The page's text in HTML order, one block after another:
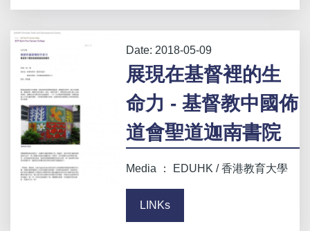
Date: 2018-05-09
展現在基督裡的生
命力 - 基督教中國佈
道會聖道迦南書院
Media ： EDUHK / 香港教育大學
LINKs